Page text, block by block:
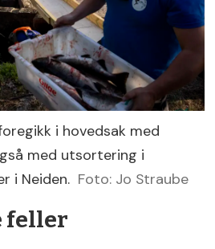
i hovedsak med
med utsortering i
i Neiden. Foto: Jo Straube
feller